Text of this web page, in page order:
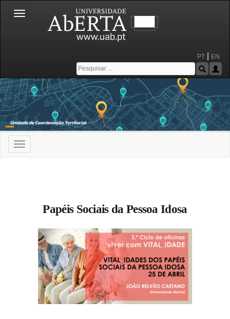
Toggle
navigation
PT EN
Toggle
navigation
Papéis Sociais da Pessoa Idosa